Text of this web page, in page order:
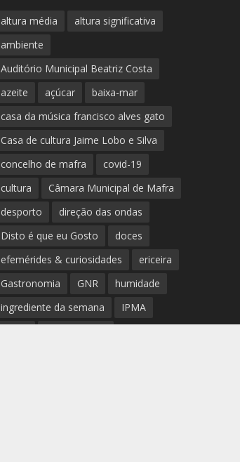
altura média
altura significativa
ambiente
Auditório Municipal Beatriz Costa
azeite
açúcar
baixa-mar
casa da música francisco alves gato
Casa de cultura Jaime Lobo e Silva
concelho de mafra
covid-19
cultura
Câmara Municipal de Mafra
desporto
direção das ondas
Disto é que eu Gosto
doces
efemérides & curiosidades
ericeira
Gastronomia
GNR
humidade
ingrediente da semana
IPMA